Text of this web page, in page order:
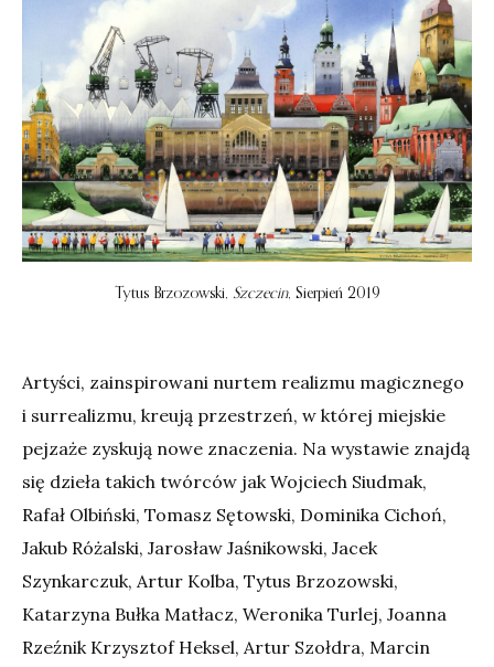
Tytus Brzozowski, Szczecin, Sierpień 2019
Artyści, zainspirowani nurtem realizmu magicznego
i surrealizmu, kreują przestrzeń, w której miejskie
pejzaże zyskują nowe znaczenia. Na wystawie znajdą
się dzieła takich twórców jak Wojciech Siudmak,
Rafał Olbiński, Tomasz Sętowski, Dominika Cichoń,
Jakub Różalski, Jarosław Jaśnikowski, Jacek
Szynkarczuk, Artur Kolba, Tytus Brzozowski,
Katarzyna Bułka Matłacz, Weronika Turlej, Joanna
Rzeźnik Krzysztof Heksel, Artur Szołdra, Marcin